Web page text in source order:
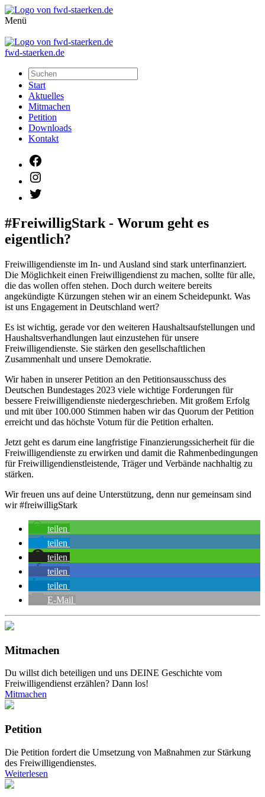
Menü
fwd-staerken.de
Start
Aktuelles
Mitmachen
Petition
Downloads
Kontakt
#FreiwilligStark - Worum geht es
eigentlich?
Freiwilligendienste im In- und Ausland sind stark unterfinanziert.
Die Möglichkeit einen Freiwilligendienst zu machen, sollte für alle,
die das wollen offen stehen. Doch durch weitere bereits
angekündigte Kürzungen stehen wir an einem Scheidepunkt. Was
ist uns Engagement in Deutschland wert?
Es ist wichtig, gerade vor den weiteren Haushaltsaufstellungen und
Haushaltsverhandlungen laut einzustehen für unsere
Freiwilligendienste. Sie stärken den gesellschaftlichen
Zusammenhalt und unsere Demokratie.
Wir haben in unserer Petition an den Petitionsausschuss des
Deutschen Bundestages 2023 viele wichtige Forderungen für
bessere Freiwilligendienste niedergeschrieben. Mit großem Erfolg
und mit über 100.000 Stimmen haben wir das Quorum der Petition
erreicht und das höchste Votum für die Petition erhalten.
Jetzt geht es darum eine langfristige Finanzierungssicherheit für die
Freiwilligendienste zu erwirken und damit die Rahmenbedingungen
für Freiwilligendienstleistende, Träger und Verbände nachhaltig zu
stärken.
Wir freuen uns auf deine Unterstützung, denn nur gemeinsam sind
wir #freiwilligStark
teilen
teilen
teilen
teilen
teilen
E-Mail
Mitmachen
Du willst dich beteiligen und uns DEINE Geschichte vom
Freiwilligendienst erzählen? Dann los!
Mitmachen
Petition
Die Petition fordert die Umsetzung von Maßnahmen zur Stärkung
des Freiwilligendienstes.
Weiterlesen